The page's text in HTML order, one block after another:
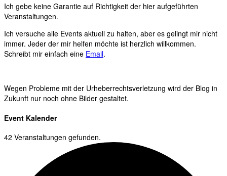
Ich gebe keine Garantie auf Richtigkeit der hier aufgeführten
Veranstaltungen.
Ich versuche alle Events aktuell zu halten, aber es gelingt mir nicht
immer. Jeder der mir helfen möchte ist herzlich willkommen.
Schreibt mir einfach eine Email.
Wegen Probleme mit der Urheberrechtsverletzung wird der Blog in
Zukunft nur noch ohne Bilder gestaltet.
Event Kalender
42 Veranstaltungen gefunden.